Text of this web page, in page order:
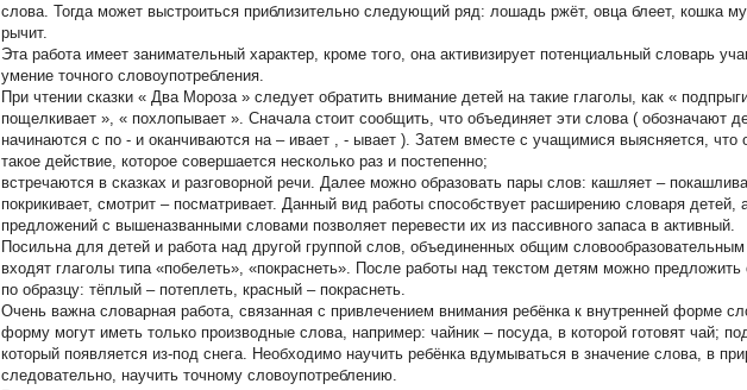
слова. Тогда может выстроиться приблизительно следующий ряд: лошадь ржёт, овца блеет, кошка
рычит.
Эта работа имеет занимательный характер, кроме того, она активизирует потенциальный словарь
умение точного словоупотребления.
При чтении сказки « Два Мороза » следует обратить внимание детей на такие глаголы, как «
пощелкивает », « похлопывает ». Сначала стоит сообщить, что объединяет эти слова ( обозначают
начинаются с по - и оканчиваются на – ивает , - ывает ). Затем вместе с учащимися выясняется, что
такое действие, которое совершается несколько раз и постепенно;
встречаются в сказках и разговорной речи. Далее можно образовать пары слов: кашляет –
покрикивает, смотрит – посматривает. Данный вид работы способствует расширению словаря детей,
предложений с вышеназванными словами позволяет перевести их из пассивного запаса в активный.
Посильна для детей и работа над другой группой слов, объединенных общим
входят глаголы типа «побелеть», «покраснеть». После работы над текстом детям можно предложить
по образцу: тёплый – потеплеть, красный – покраснеть.
Очень важна словарная работа, связанная с привлечением внимания ребёнка к внутренней форме
форму могут иметь только производные слова, например: чайник – посуда, в которой готовят чай;
который появляется из-под снега. Необходимо научить ребёнка вдумываться в значение слова, в
следовательно, научить точному словоупотреблению.